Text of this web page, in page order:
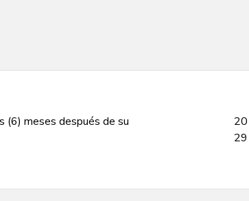
(6) meses después de su
29